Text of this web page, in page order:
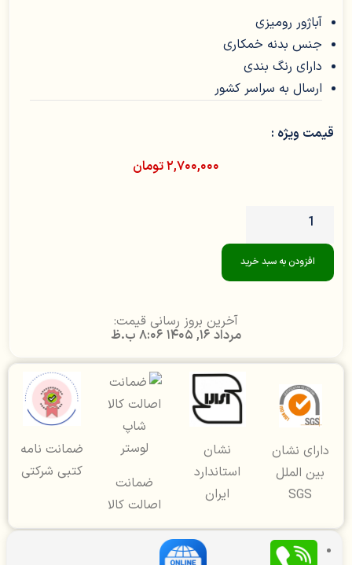
آباژور رومیزی
جنس بدنه خمکاری
دارای رنگ بندی
ارسال به سراسر کشور
قیمت ویژه :
۲,۷۰۰,۰۰۰تومان
افزودن به سبد خرید
آخرین بروز رسانی قیمت:
مرداد 16, 1405 8:06 ب.ظ
دارای نشان
بین الملل
SGS
نشان
استاندارد
ایران
ضمانت
اصالت کالا
ضمانت نامه
کتبی شرکتی